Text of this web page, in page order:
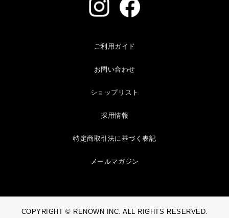
ご利用ガイド
お問い合わせ
ショップリスト
採用情報
特定商取引法に基づく表記
メールマガジン
COPYRIGHT © RENOWN INC. ALL RIGHTS RESERVED.